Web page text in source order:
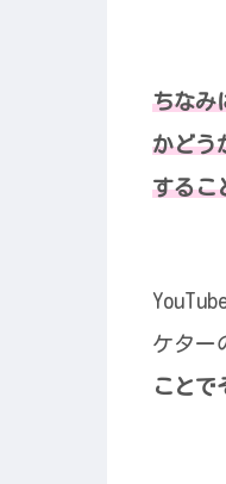
ちなみ
かどう
するこ
ケター
ことで